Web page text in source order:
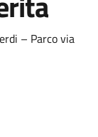
– Parco via